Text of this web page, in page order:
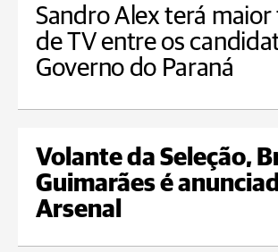
Sandro Alex terá
de TV entre os
Governo do Paraná
Volante da Seleção,
Guimarães é
Arsenal